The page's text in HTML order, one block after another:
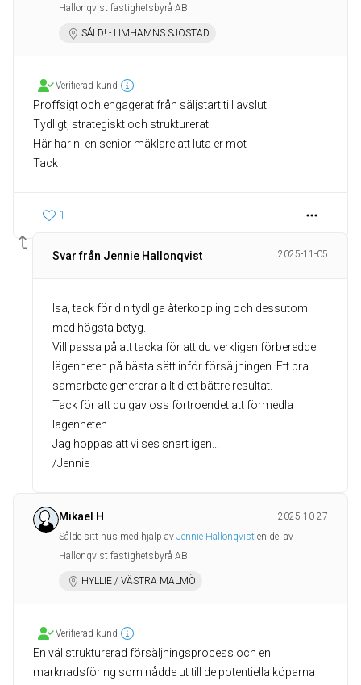
Hallonqvist fastighetsbyrå AB
SÅLD! - LIMHAMNS SJÖSTAD
Verifierad kund
Proffsigt och engagerat från säljstart till avslut
Tydligt, strategiskt och strukturerat.
Här har ni en senior mäklare att luta er mot
Tack
1
Svar från Jennie Hallonqvist 2025-11-05
Isa, tack för din tydliga återkoppling och dessutom
med högsta betyg.
Vill passa på att tacka för att du verkligen förberedde
lägenheten på bästa sätt inför försäljningen. Ett bra
samarbete genererar alltid ett bättre resultat.
Tack för att du gav oss förtroendet att förmedla
lägenheten.
Jag hoppas att vi ses snart igen...
/Jennie
Mikael H
2025-10-27
Sålde sitt hus med hjälp av Jennie Hallonqvist en del av
Hallonqvist fastighetsbyrå AB
HYLLIE / VÄSTRA MALMÖ
Verifierad kund
En väl strukturerad försäljningsprocess och en
marknadsföring som nådde ut till de potentiella köparna